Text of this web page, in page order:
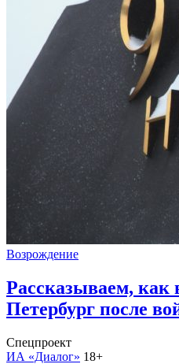
Возрождение
Рассказываем, как
Петербург после
Спецпроект
ИА «Диалог» 18+